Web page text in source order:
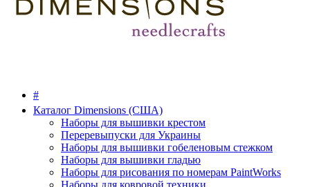
#
Каталог Dimensions (США)
Наборы для вышивки крестом
Переревыпуски для Украины
Наборы для вышивки гобеленовым стежком
Наборы для вышивки гладью
Наборы для рисования по номерам PaintWorks
Наборы для ковровой техники